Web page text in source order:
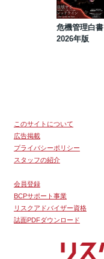
危機管理白書
2026年版
このサイトについて
広告掲載
プライバシーポリシー
スタッフの紹介
会員登録
BCPサポート事業
リスクアドバイザー資格
誌面PDFダウンロード